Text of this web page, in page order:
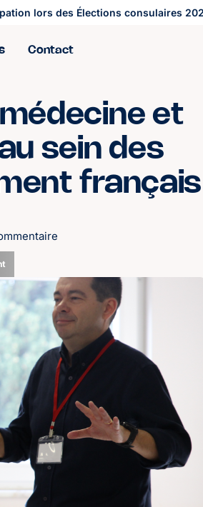
lors des Élections consulaires
Contact
et
sein des
français